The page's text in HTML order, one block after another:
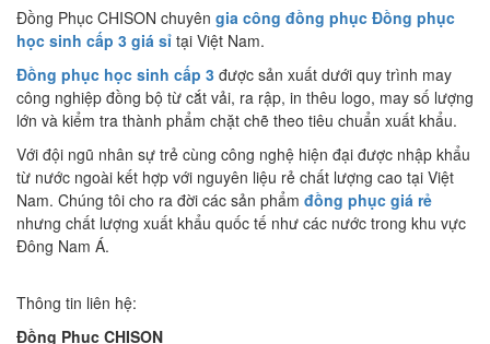
Đồng Phục CHISON chuyên gia công đồng phục Đồng phục
học sinh cấp 3 giá sỉ tại Việt Nam.
Đồng phục học sinh cấp 3 được sản xuất dưới quy trình may
công nghiệp đồng bộ từ cắt vải, ra rập, in thêu logo, may số lượng
lớn và kiểm tra thành phẩm chặt chẽ theo tiêu chuẩn xuất khẩu.
Với đội ngũ nhân sự trẻ cùng công nghệ hiện đại được nhập khẩu
từ nước ngoài kết hợp với nguyên liệu rẻ chất lượng cao tại Việt
Nam. Chúng tôi cho ra đời các sản phẩm đồng phục giá rẻ
nhưng chất lượng xuất khẩu quốc tế như các nước trong khu vực
Đông Nam Á.
Thông tin liên hệ:
Đồng Phục CHISON